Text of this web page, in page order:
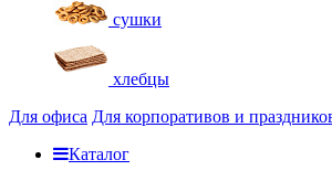
сушки
хлебцы
Для офиса Для корпоративов и
Каталог